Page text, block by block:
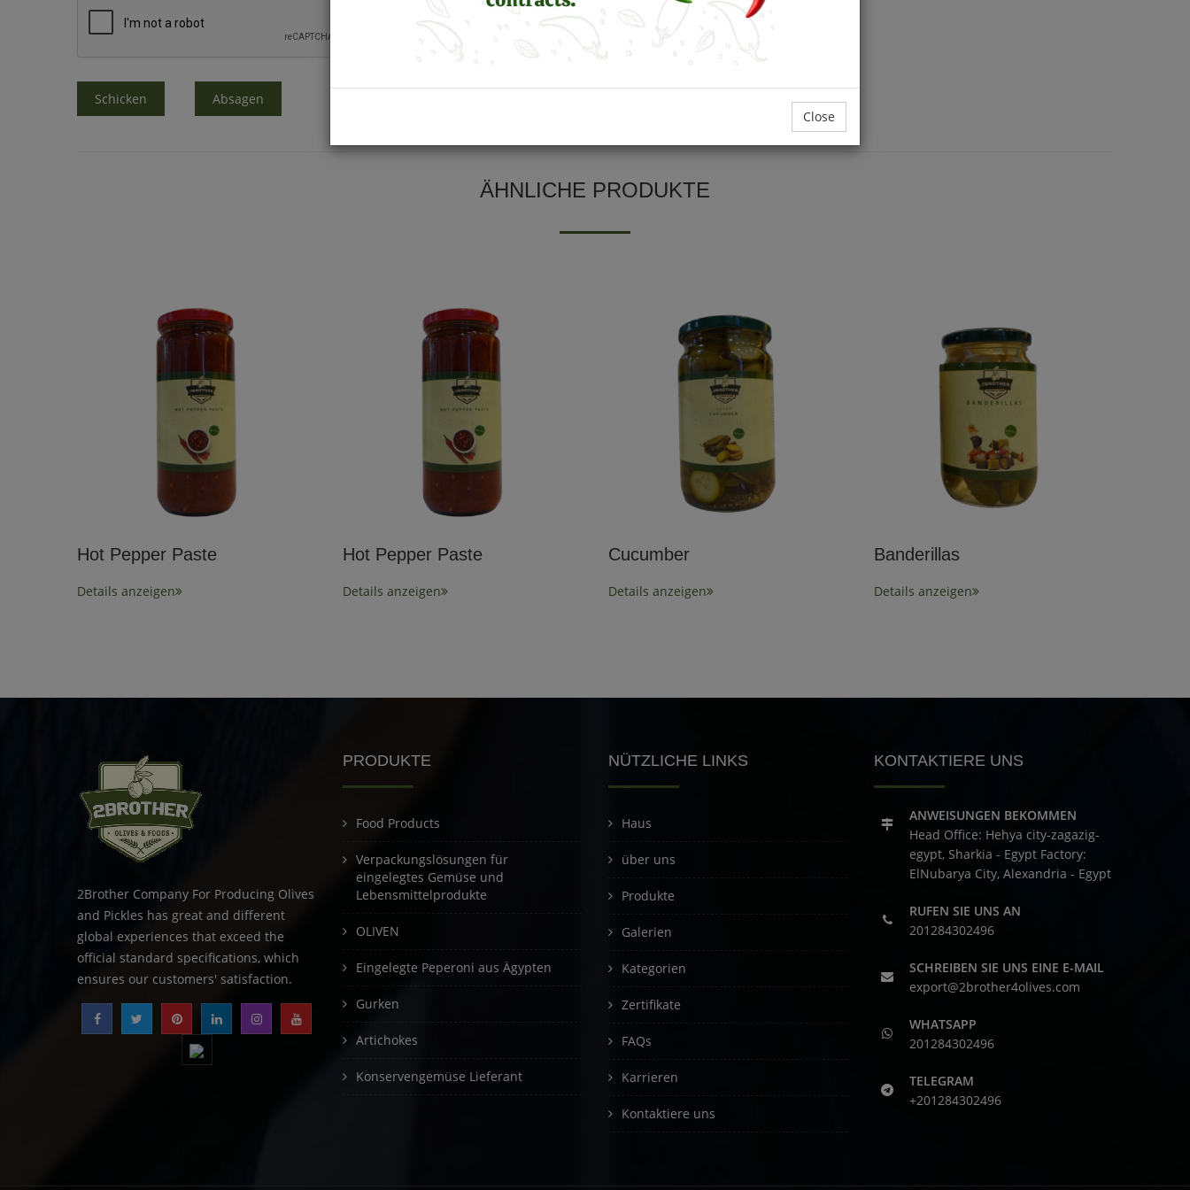
Schicken Absagen
ÄHNLICHE PRODUKTE
Hot Pepper Paste
Details anzeigen
Hot Pepper Paste
Details anzeigen
Cucumber
Details anzeigen
Banderillas
Details anzeigen
2Brother Company For Producing Olives
and Pickles has great and different
global experiences that exceed the
official standard specifications, which
ensures our customers' satisfaction.
PRODUKTE
Food Products
Verpackungslösungen für
eingelegtes Gemüse und
Lebensmittelprodukte
OLIVEN
Eingelegte Peperoni aus Ägypten
Gurken
Artichokes
Konservengemüse Lieferant
NÜTZLICHE LINKS
Haus
über uns
Produkte
Galerien
Kategorien
Zertifikate
FAQs
Karrieren
Kontaktiere uns
KONTAKTIERE UNS
ANWEISUNGEN BEKOMMEN
Head Office: Hehya city-zagazig-
egypt, Sharkia - Egypt Factory:
ElNubarya City, Alexandria - Egypt
RUFEN SIE UNS AN
201284302496
SCHREIBEN SIE UNS EINE E-MAIL
export@2brother4olives.com
WHATSAPP
201284302496
TELEGRAM
+201284302496
Close